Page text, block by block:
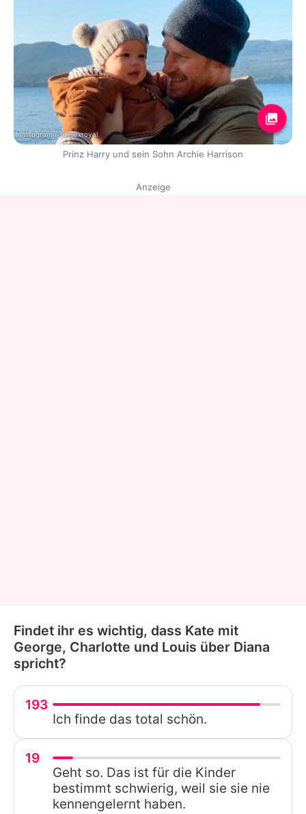
Instagram / sussexroyal
Prinz Harry und sein Sohn Archie Harrison
Anzeige
Findet ihr es wichtig, dass Kate mit
George, Charlotte und Louis über Diana
spricht?
193
Ich finde das total schön.
19
Geht so. Das ist für die Kinder
bestimmt schwierig, weil sie sie nie
kennengelernt haben.